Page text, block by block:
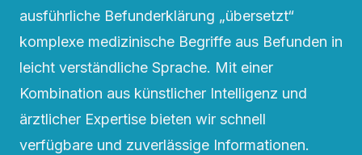
ausführliche Befunderklärung „übersetzt“
komplexe medizinische Begriffe aus Befunden in
leicht verständliche Sprache. Mit einer
Kombination aus künstlicher Intelligenz und
ärztlicher Expertise bieten wir schnell
verfügbare und zuverlässige Informationen.